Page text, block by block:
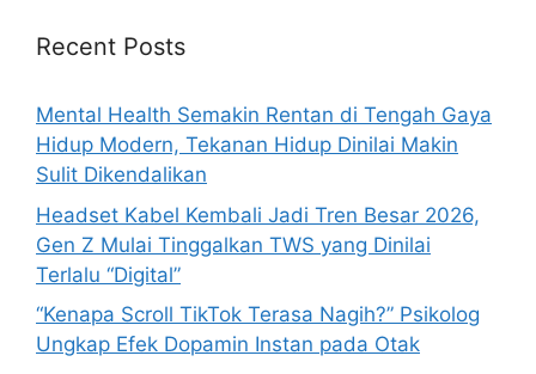
h
r
:
Recent Posts
Mental Health Semakin Rentan di Tengah Gaya
Hidup Modern, Tekanan Hidup Dinilai Makin
Sulit Dikendalikan
Headset Kabel Kembali Jadi Tren Besar 2026,
Gen Z Mulai Tinggalkan TWS yang Dinilai
Terlalu “Digital”
“Kenapa Scroll TikTok Terasa Nagih?” Psikolog
Ungkap Efek Dopamin Instan pada Otak